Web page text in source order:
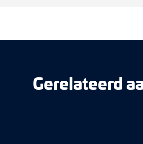
Gerelateerd